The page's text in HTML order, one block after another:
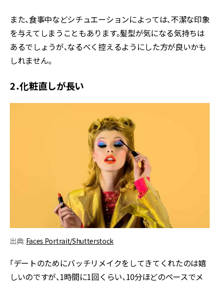
また、食事中などシチュエーションによっては、不潔な印象
を与えてしまうこともあります。髪型が気になる気持ちは
あるでしょうが、なるべく控えるようにした方が良いかも
しれません。
2．化粧直しが長い
出典: Faces Portrait/Shutterstock
「デートのためにバッチリメイクをしてきてくれたのは嬉
しいのですが、1時間に1回くらい、10分ほどのペースでメ